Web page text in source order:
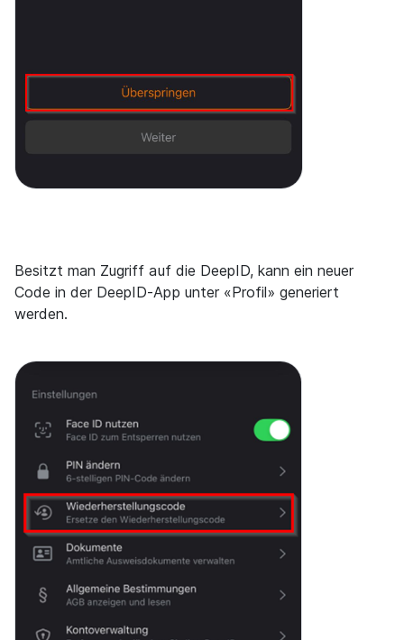
Besitzt man Zugriff auf die DeepID, kann ein neuer
Code in der DeepID-App unter «Profil» generiert
werden.